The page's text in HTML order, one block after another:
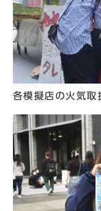
各模擬店の火気取